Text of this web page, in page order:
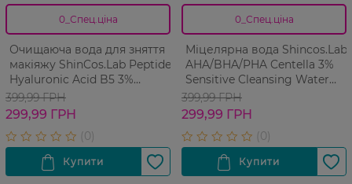
0_Спец.ціна
Очищаюча вода для зняття
макіяжу ShinCos.Lab Peptide
Hyaluronic Acid B5 3%
Cleansing Water 500 мл
399,99 ГРН
299,99 ГРН
0_Спец.ціна
Міцелярна вода Shincos.Lab
AHA/BHA/PHA Centella 3%
Sensitive Cleansing Water
500 мл
399,99 ГРН
299,99 ГРН